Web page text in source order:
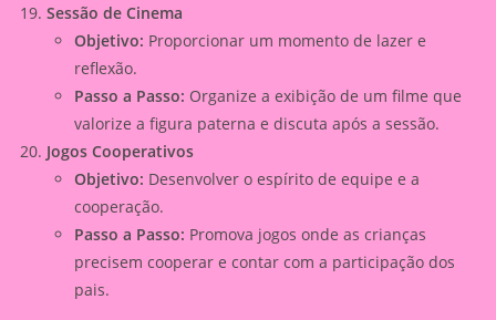
Sessão de Cinema
Objetivo: Proporcionar um momento de lazer e
reflexão.
Passo a Passo: Organize a exibição de um filme que
valorize a figura paterna e discuta após a sessão.
Jogos Cooperativos
Objetivo: Desenvolver o espírito de equipe e a
cooperação.
Passo a Passo: Promova jogos onde as crianças
precisem cooperar e contar com a participação dos
pais.